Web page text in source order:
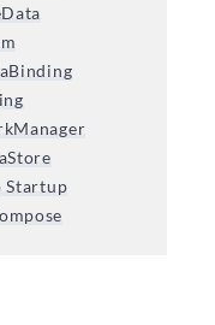
Startup